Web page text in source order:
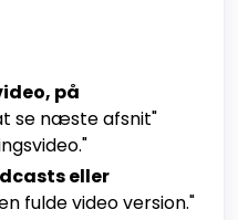
på
se næste afsnit"
eller
fulde video version."